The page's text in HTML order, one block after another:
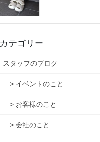
カテゴリー
スタッフのブログ
> イベントのこと
> お客様のこと
> 会社のこと